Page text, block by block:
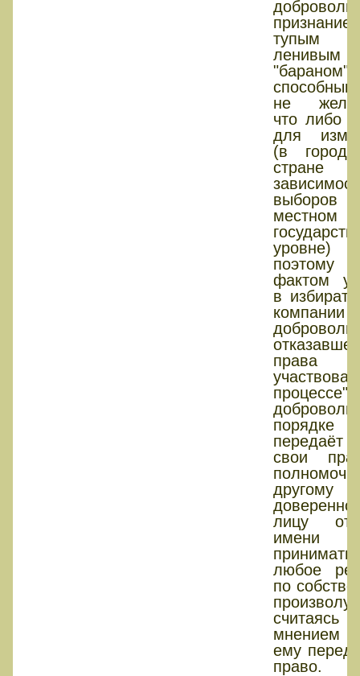
тупым
ленивым
не
что либо
для
(в
поэтому
фактом
в
компании
права
порядке
свои
другому
лицу
имени
принимать
любое
по
мнением
ему
право.